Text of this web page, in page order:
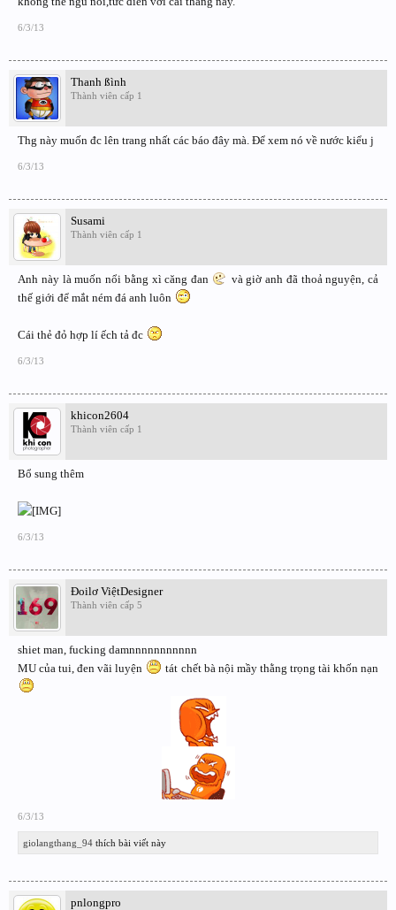
6/3/13
Thanh ßình
Thành viên cấp 1
Thg này muốn đc lên trang nhất các báo đây mà. Để xem nó về nước kiểu j
6/3/13
Susami
Thành viên cấp 1
Anh này là muốn nổi bằng xì căng đan
và giờ anh đã thoả nguyện, cả
thế giới để mắt ném đá anh luôn
Cái thẻ đỏ hợp lí ếch tả đc
6/3/13
khicon2604
Thành viên cấp 1
Bổ sung thêm
6/3/13
Đoilơ ViệtDesigner
Thành viên cấp 5
shiet man, fucking damnnnnnnnnnnn
MU của tui, đen vãi luyện
tát chết bà nội mầy thằng trọng tài khốn nạn
6/3/13
giolangthang_94 thích bài viết này
pnlongpro